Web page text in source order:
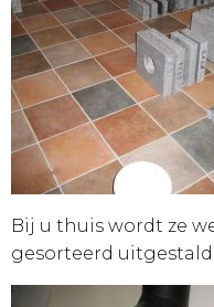
Bij u thuis wordt ze
gesorteerd uitgestald.